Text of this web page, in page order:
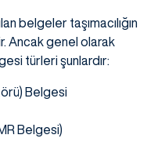
belgeler taşımacılığın
Ancak genel olarak
türleri şunlardır:
Belgesi
Belgesi)